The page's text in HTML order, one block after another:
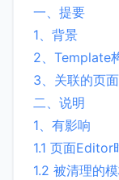
一、提要
1、背景
2、Template
3、关联的页面
二、说明
1、有影响
1.1 页面
1.2 被清理的